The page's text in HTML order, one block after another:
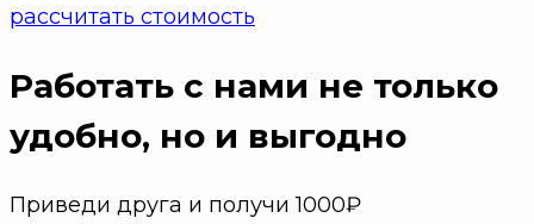
рассчитать стоимость
Работать с нами не только
удобно, но и выгодно
Приведи друга и получи 1000₽